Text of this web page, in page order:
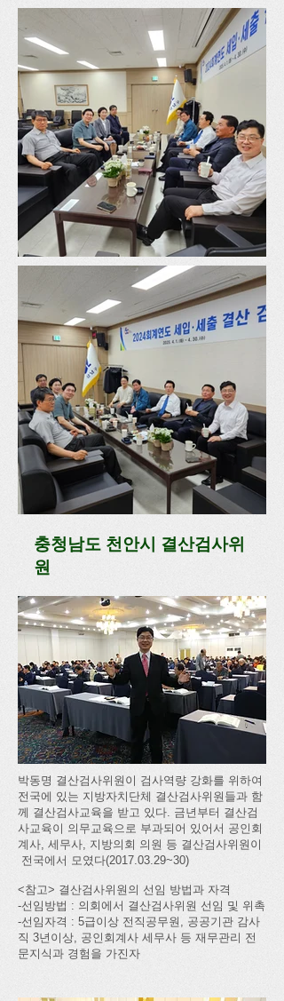
충청남도 천안시 결산검사위
원
박동명 결산검사위원이 검사역량 강화를 위하여
전국에 있는 지방자치단체 결산검사위원들과 함
께 결산검사교육을 받고 있다. 금년부터 결산검
사교육이 의무교육으로 부과되어 있어서 공인회
계사, 세무사, 지방의회 의원 등 결산검사위원이
전국에서 모였다(2017.03.29~30)
<참고> 결산검사위원의 선임 방법과 자격
-선임방법 : 의회에서 결산검사위원 선임 및 위촉
-선임자격 : 5급이상 전직공무원, 공공기관 감사
직 3년이상, 공인회계사 세무사 등 재무관리 전
문지식과 경험을 가진자